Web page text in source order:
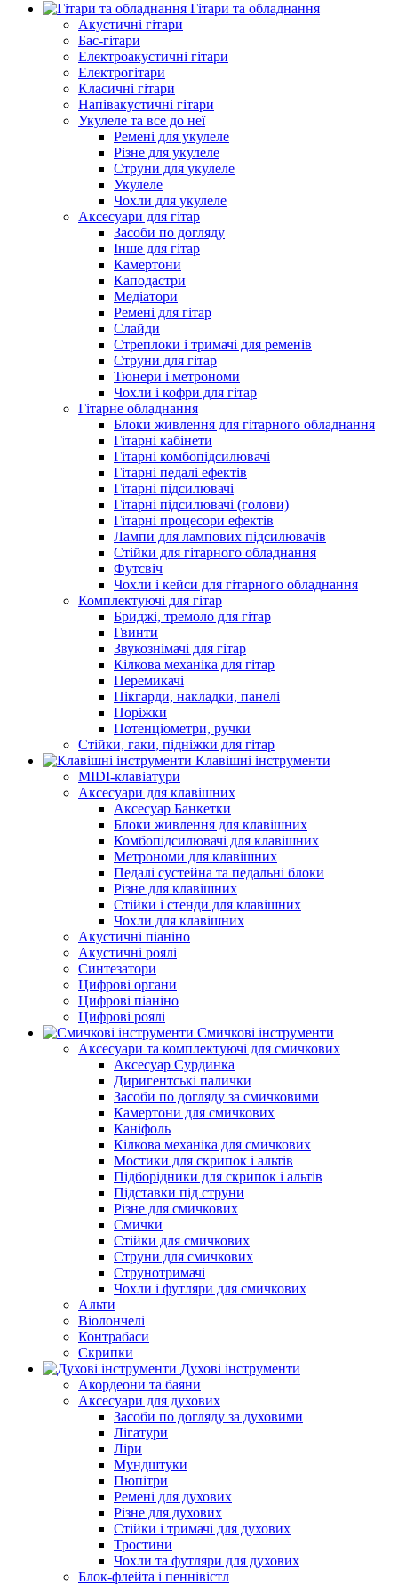
Гітари та обладнання
Акустичні гітари
Бас-гітари
Електроакустичні гітари
Електрогітари
Класичні гітари
Напівакустичні гітари
Укулеле та все до неї
Ремені для укулеле
Різне для укулеле
Струни для укулеле
Укулеле
Чохли для укулеле
Аксесуари для гітар
Засоби по догляду
Інше для гітар
Камертони
Каподастри
Медіатори
Ремені для гітар
Слайди
Стреплоки і тримачі для ременів
Струни для гітар
Тюнери і метрономи
Чохли і кофри для гітар
Гітарне обладнання
Блоки живлення для гітарного обладнання
Гітарні кабінети
Гітарні комбопідсилювачі
Гітарні педалі ефектів
Гітарні підсилювачі
Гітарні підсилювачі (голови)
Гітарні процесори ефектів
Лампи для лампових підсилювачів
Стійки для гітарного обладнання
Футсвіч
Чохли і кейси для гітарного обладнання
Комплектуючі для гітар
Бриджі, тремоло для гітар
Гвинти
Звукознімачі для гітар
Кілкова механіка для гітар
Перемикачі
Пікгарди, накладки, панелі
Поріжки
Потенціометри, ручки
Стійки, гаки, підніжки для гітар
Клавішні інструменти
MIDI-клавіатури
Аксесуари для клавішних
Аксесуар Банкетки
Блоки живлення для клавішних
Комбопідсилювачі для клавішних
Метрономи для клавішних
Педалі сустейна та педальні блоки
Різне для клавішних
Стійки і стенди для клавішних
Чохли для клавішних
Акустичні піаніно
Акустичні роялі
Синтезатори
Цифрові органи
Цифрові піаніно
Цифрові роялі
Смичкові інструменти
Аксесуари та комплектуючі для смичкових
Аксесуар Сурдинка
Диригентські палички
Засоби по догляду за смичковими
Камертони для смичкових
Каніфоль
Кілкова механіка для смичкових
Мостики для скрипок і альтів
Підборiдники для скрипок і альтів
Підставки під струни
Різне для смичкових
Смички
Стійки для смичкових
Струни для смичкових
Струнотримачі
Чохли і футляри для смичкових
Альти
Віолончелі
Контрабаси
Скрипки
Духові інструменти
Акордеони та баяни
Аксесуари для духових
Засоби по догляду за духовими
Лігатури
Ліри
Мундштуки
Пюпітри
Ремені для духових
Різне для духових
Стійки і тримачі для духових
Тростини
Чохли та футляри для духових
Блок-флейта і пеннівістл